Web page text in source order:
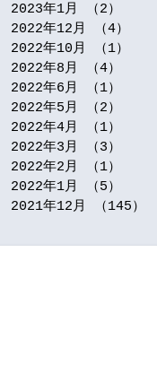
2023年1月
（2）
2022年12月
（4）
2022年10月
（1）
2022年8月
（4）
2022年6月
（1）
2022年5月
（2）
2022年4月
（1）
2022年3月
（3）
2022年2月
（1）
2022年1月
（5）
2021年12月
（145）